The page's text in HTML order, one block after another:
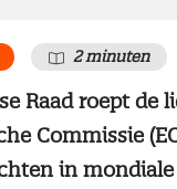
2 minuten
Raad roept de
Commissie
in mondiale